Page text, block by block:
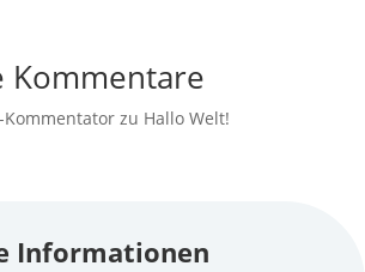
Kommentare
Kommentatorzu Hallo Welt!
Informationen